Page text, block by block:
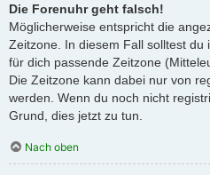
Die Forenuhr geht falsch!
Möglicherweise entspricht die
Zeitzone. In diesem Fall solltest du
für dich passende Zeitzone
Die Zeitzone kann dabei nur von
werden. Wenn du noch nicht
Grund, dies jetzt zu tun.
Nach oben